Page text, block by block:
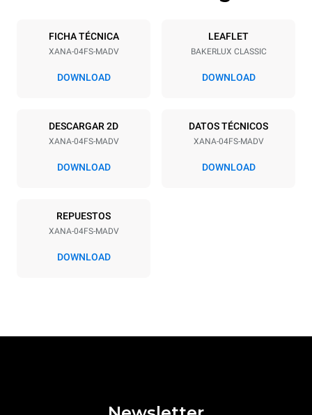
4 18"x26"
240V 2~ / 208V 2~ 4.4 kW / 5.8 kW
frecuencia
50 / 60 Hz
Tipo de enchufe
NEMA L6-30P | SJOOW
FICHA TÉCNICA
XANA-04FS-MADV
DOWNLOAD
LEAFLET
BAKERLUX CLASSIC
DOWNLOAD
DESCARGAR 2D
XANA-04FS-MADV
DOWNLOAD
DATOS TÉCNICOS
XANA-04FS-MADV
DOWNLOAD
REPUESTOS
XANA-04FS-MADV
DOWNLOAD